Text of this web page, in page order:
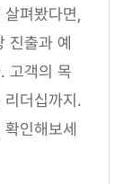
펴봤다면,
진출과 예
고객의 목
더십까지.
인해보세